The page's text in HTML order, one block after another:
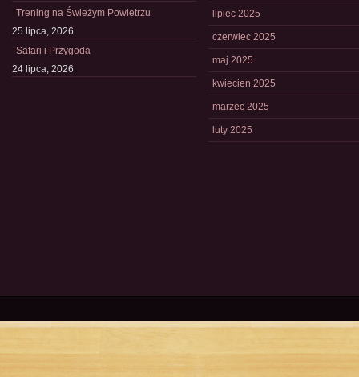
Trening na Świeżym Powietrzu
25 lipca, 2026
Safari i Przygoda
24 lipca, 2026
lipiec 2025
czerwiec 2025
maj 2025
kwiecień 2025
marzec 2025
luty 2025